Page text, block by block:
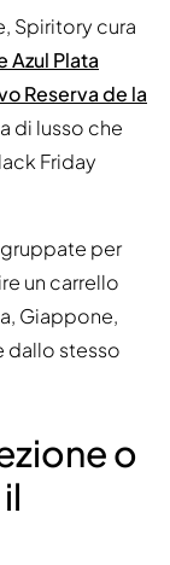
Spiritory cura
Azul Plata
Reserva de la
di lusso che
Friday
per
un carrello
Giappone,
dallo stesso
o